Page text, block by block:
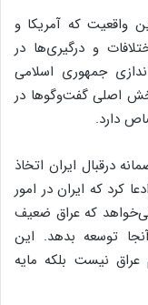
واقعیت که آمریکا و
و درگیری‌ها در
جمهوری اسلامی
اصلی گفت‌وگوها در
دارد.
درقبال ایران اتخاذ
کرد که ایران در امور
که عراق ضعیف
توسعه بدهد. این
عراق نیست بلکه مایه